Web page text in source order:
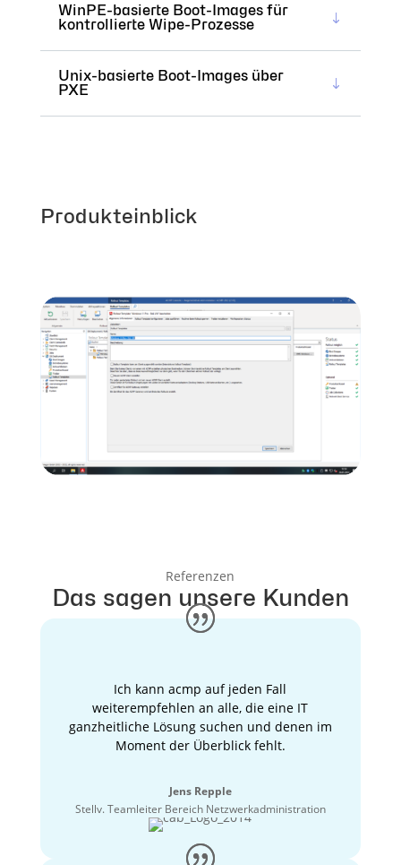
WinPE-basierte Boot-Images für
kontrollierte Wipe-Prozesse
Unix-basierte Boot-Images über
PXE
Produkteinblick
Referenzen
Das sagen unsere Kunden
Ich kann acmp auf jeden Fall
weiterempfehlen an alle, die eine IT
ganzheitliche Lösung suchen und denen im
Moment der Überblick fehlt.
Jens Repple
Stellv. Teamleiter Bereich Netzwerkadministration